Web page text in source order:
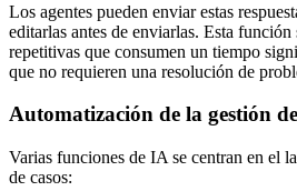
Los agentes pueden enviar estas
editarlas antes de enviarlas. Esta
repetitivas que consumen un tiempo
que no requieren una resolución de
Automatización de la gestión
Varias funciones de IA se centran en el
de casos: